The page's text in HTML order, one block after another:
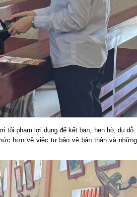
tội phạm lợi dụng để kết bạn, hẹn hò, dụ
hơn về việc tự bảo vệ bản thân và